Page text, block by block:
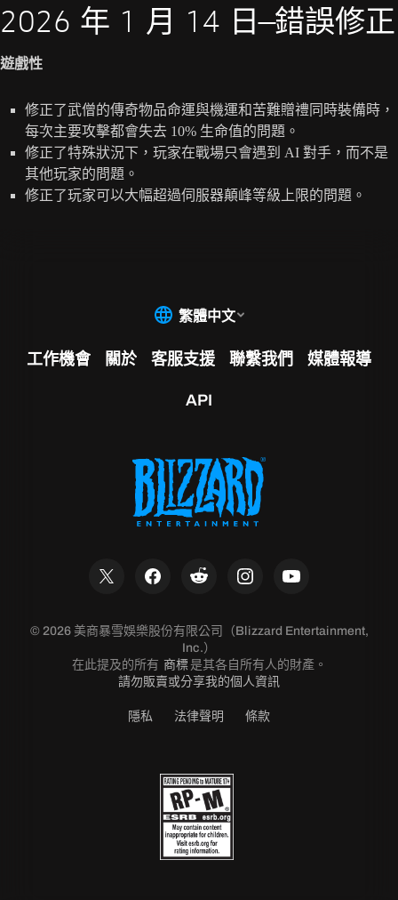
2026 年 1 月 14 日—錯誤修正
遊戲性
修正了武僧的傳奇物品命運與機運和苦難贈禮同時裝備時，
每次主要攻擊都會失去 10% 生命值的問題。
修正了特殊狀況下，玩家在戰場只會遇到 AI 對手，而不是
其他玩家的問題。
修正了玩家可以大幅超過伺服器顛峰等級上限的問題。